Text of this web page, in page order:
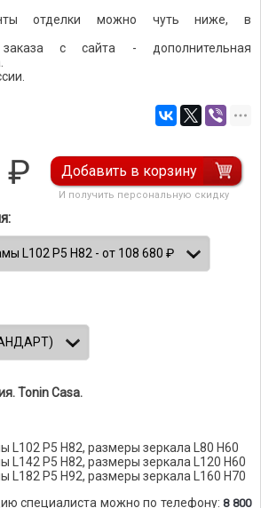
отделки можно чуть ниже, в
с сайта - дополнительная
₽ Добавить в корзину
И получить персональную скидку
Tonin Casa.
L102 P5 H82, размеры зеркала L80 H60
L142 P5 H82, размеры зеркала L120 H60
L182 P5 H92, размеры зеркала L160 H70
специалиста можно по телефону:8 800